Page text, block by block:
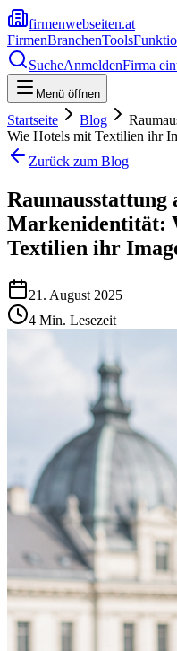
firmenwebseiten.at
FirmenBranchenTools
SucheAnmeldenFirma
Menü öffnen
Startseite Blog
Wie Hotels mit Textilien ihr
Zurück zum Blog
Raumausstattung
Markenidentität:
Textilien ihr
21. August 2025
4 Min. Lesezeit